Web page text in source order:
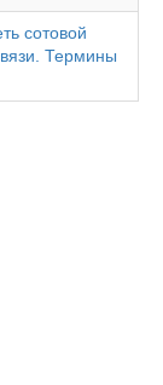
сотовой
Термины